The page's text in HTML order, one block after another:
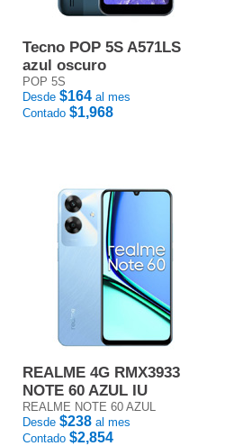
Tecno POP 5S A571LS
azul oscuro
POP 5S
Desde $164 al mes
Contado $1,968
REALME 4G RMX3933
NOTE 60 AZUL IU
REALME NOTE 60 AZUL
Desde $238 al mes
Contado $2,854